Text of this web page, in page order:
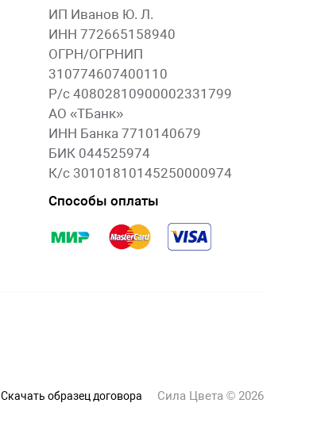
ИП Иванов Ю. Л.
ИНН 772665158940
ОГРН/ОГРНИП
310774607400110
Р/с 40802810900002331799
АО «ТБанк»
ИНН Банка 7710140679
БИК 044525974
К/с 30101810145250000974
Способы оплаты
Скачать образец договора Сила Цвета © 2026